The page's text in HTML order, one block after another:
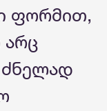
ფორმით,
ძნელად